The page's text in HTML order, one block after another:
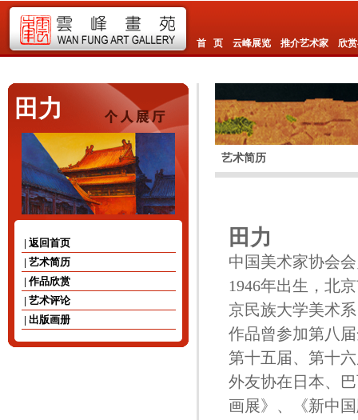
首 页 云峰展览 推介艺术家 欣
田力
| 返回首页
| 艺术简历
| 作品欣赏
| 艺术评论
| 出版画册
艺术简历
田力
中国美术家协会
1946年出生，北
京民族大学美术
作品曾参加第八
第十五届、第十
外友协在日本、
画展》、《新中